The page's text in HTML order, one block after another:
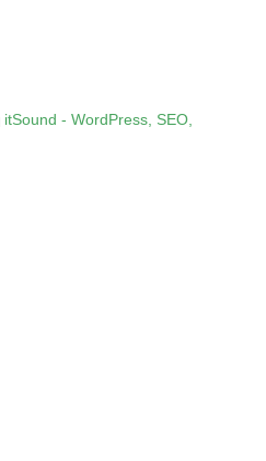
itSound - WordPress, SEO,